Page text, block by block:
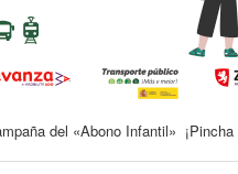
del «Abono Infantil» ¡Pincha